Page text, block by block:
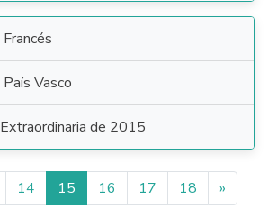
Francés
País Vasco
Extraordinaria de 2015
14 15 16 17 18 »